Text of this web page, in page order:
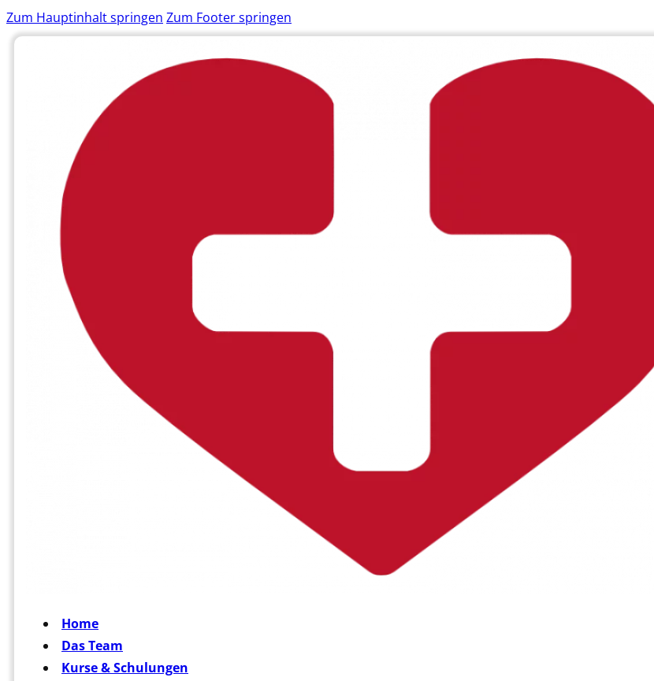
Zum Hauptinhalt springen Zum Footer springen
Home
Das Team
Kurse & Schulungen